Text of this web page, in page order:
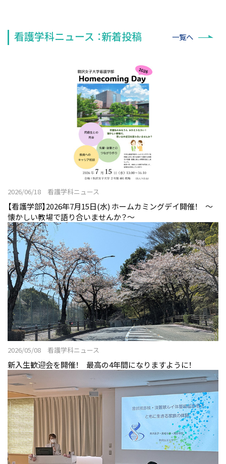
看護学科ニュース ：新着投稿 一覧へ
2026/06/18 看護学科ニュース
【看護学部】2026年7月15日(水) ホームカミングデイ開催！ ～
懐かしい教場で語り合いませんか？～
2026/05/08 看護学科ニュース
新入生歓迎会を開催！ 最高の4年間になりますように！